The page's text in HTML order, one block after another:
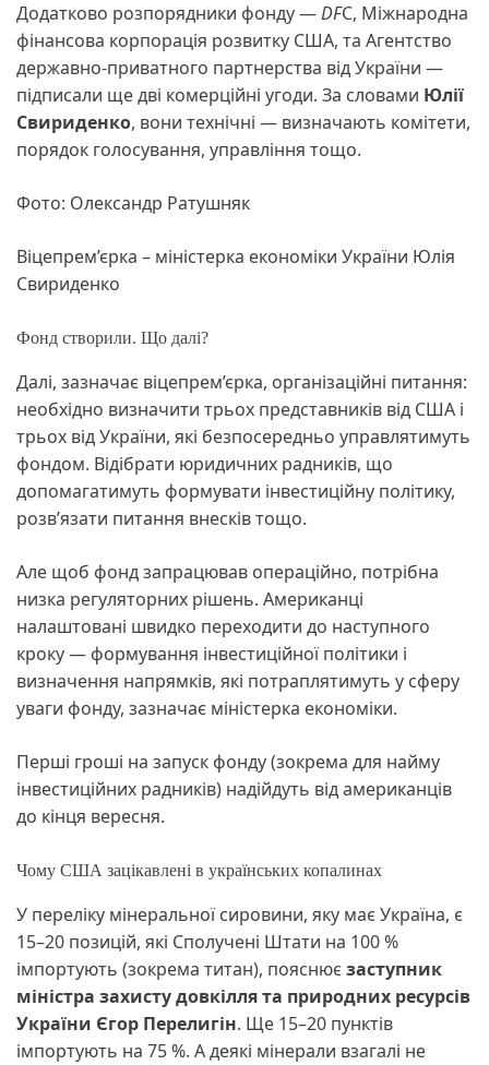
Додатково розпорядники фонду —DFC, Міжнародна
фінансова корпорація розвитку США, та Агентство
державно-приватного партнерства від України —
підписали ще дві комерційні угоди. За словами Юлії
Свириденко, вони технічні — визначають комітети,
порядок голосування, управління тощо.
Фото: Олександр Ратушняк
Віцепрем’єрка – міністерка економіки України Юлія
Свириденко
Фонд створили. Що далі?
Далі, зазначає віцепрем’єрка, організаційні питання:
необхідно визначити трьох представників від США і
трьох від України, які безпосередньо управлятимуть
фондом. Відібрати юридичних радників, що
допомагатимуть формувати інвестиційну політику,
розв’язати питання внесків тощо.
Але щоб фонд запрацював операційно, потрібна
низка регуляторних рішень. Американці
налаштовані швидко переходити до наступного
кроку — формування інвестиційної політики і
визначення напрямків, які потраплятимуть у сферу
уваги фонду, зазначає міністерка економіки.
Перші гроші на запуск фонду (зокрема для найму
інвестиційних радників) надійдуть від американців
до кінця вересня.
Чому США зацікавлені в українських копалинах
У переліку мінеральної сировини, яку має Україна, є
15–20 позицій, які Сполучені Штати на 100 %
імпортують (зокрема титан), пояснюєзаступник
міністра захисту довкілля та природних ресурсів
України Єгор Перелигін. Ще 15–20 пунктів
імпортують на 75 %. А деякі мінерали взагалі не